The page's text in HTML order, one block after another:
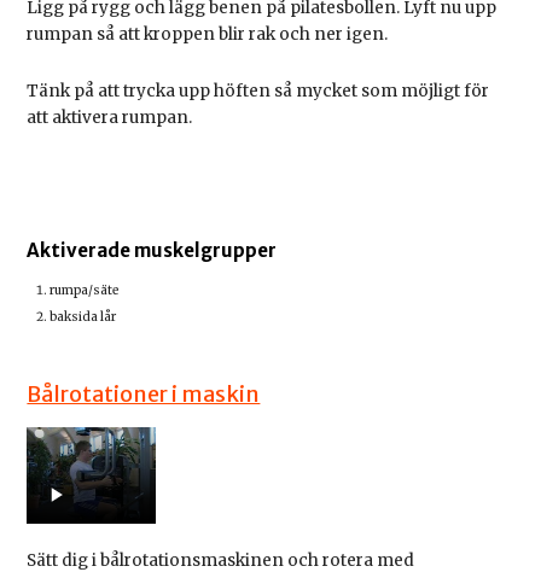
Ligg på rygg och lägg benen på pilatesbollen. Lyft nu upp
rumpan så att kroppen blir rak och ner igen.
Tänk på att trycka upp höften så mycket som möjligt för
att aktivera rumpan.
Aktiverade muskelgrupper
rumpa/säte
baksida lår
Bålrotationer i maskin
Sätt dig i bålrotationsmaskinen och rotera med